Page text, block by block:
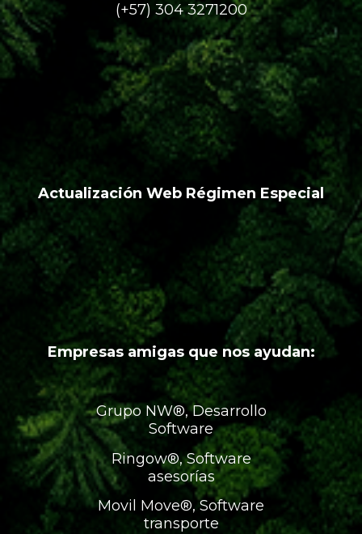
(+57) 304 3271200
Actualización Web Régimen Especial
Empresas amigas que nos ayudan:
Grupo NW®, Desarrollo
Software
Ringow®, Software
asesorías
Movil Move®, Software
transporte